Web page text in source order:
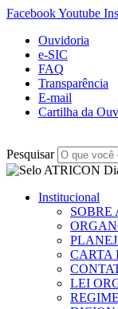
FacebookYoutube
Ouvidoria
e-SIC
FAQ
Transparência
E-mail
Cartilha da
Pesquisar
Institucional
SOBRE
CARTA
LEI